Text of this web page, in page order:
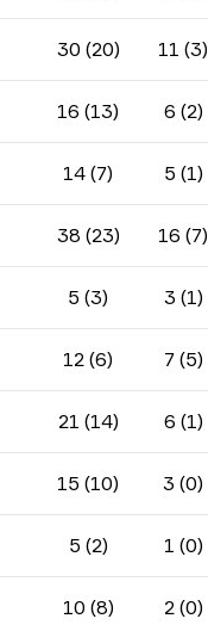
30 (20) 11 (3)
16 (13) 6 (2)
14 (7) 5 (1)
38 (23) 16 (7)
5 (3) 3 (1)
12 (6) 7 (5)
21 (14) 6 (1)
15 (10) 3 (0)
5 (2) 1 (0)
10 (8) 2 (0)